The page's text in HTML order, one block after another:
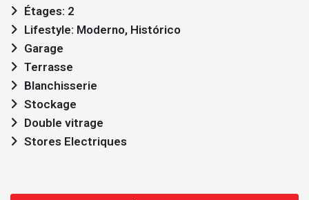
Étages: 2
Lifestyle: Moderno, Histórico
Garage
Terrasse
Blanchisserie
Stockage
Double vitrage
Stores Electriques